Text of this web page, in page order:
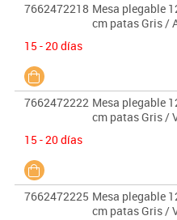
7662472218 Mesa plegable
cm patas Gris /
15 - 20 días
7662472222 Mesa plegable
cm patas Gris /
15 - 20 días
7662472225 Mesa plegable
cm patas Gris /